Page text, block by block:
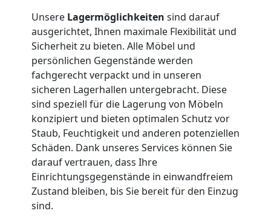
Unsere Lagermöglichkeiten sind darauf
ausgerichtet, Ihnen maximale Flexibilität und
Sicherheit zu bieten. Alle Möbel und
persönlichen Gegenstände werden
fachgerecht verpackt und in unseren
sicheren Lagerhallen untergebracht. Diese
sind speziell für die Lagerung von Möbeln
konzipiert und bieten optimalen Schutz vor
Staub, Feuchtigkeit und anderen potenziellen
Schäden. Dank unseres Services können Sie
darauf vertrauen, dass Ihre
Einrichtungsgegenstände in einwandfreiem
Zustand bleiben, bis Sie bereit für den Einzug
sind.